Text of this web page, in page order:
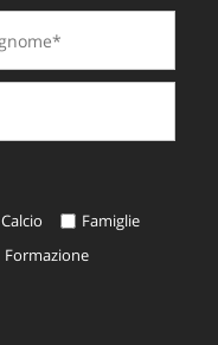
Calcio
Famiglie
Formazione